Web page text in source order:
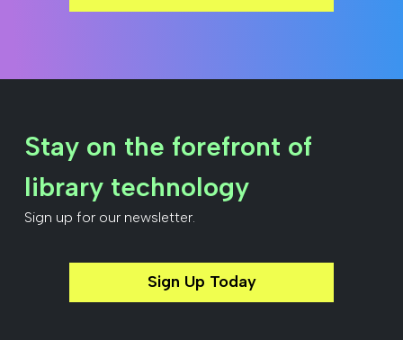
Stay on the forefront of
library technology
Sign up for our newsletter.
Sign Up Today